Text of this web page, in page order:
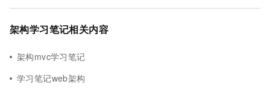
架构学习笔记相关内容
架构mvc学习笔记
学习笔记web架构